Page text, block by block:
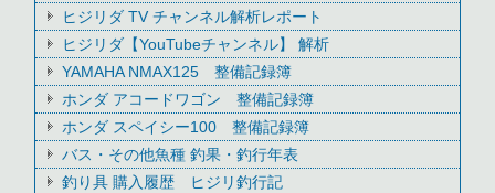
ヒジリダ TV チャンネル解析レポート
ヒジリダ【YouTubeチャンネル】 解析
YAMAHA NMAX125 整備記録簿
ホンダ アコードワゴン 整備記録簿
ホンダ スペイシー100 整備記録簿
バス・その他魚種 釣果・釣行年表
釣り具 購入履歴 ヒジリ釣行記